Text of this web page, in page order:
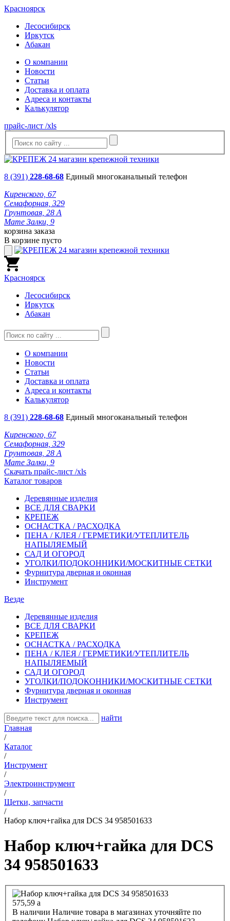
Красноярск
Лесосибирск
Иркутск
Абакан
О компании
Новости
Статьи
Доставка и оплата
Адреса и контакты
Калькулятор
прайс-лист /xls
8 (391) 228-68-68 Единый многоканальный телефон
Киренского, 67
Семафорная, 329
Грунтовая, 28 А
Мате Залки, 9
корзина заказа
В корзине пусто
Красноярск
Лесосибирск
Иркутск
Абакан
О компании
Новости
Статьи
Доставка и оплата
Адреса и контакты
Калькулятор
8 (391) 228-68-68 Единый многоканальный телефон
Киренского, 67
Семафорная, 329
Грунтовая, 28 А
Мате Залки, 9
Скачать прайс-лист /xls
Каталог товаров
Деревянные изделия
ВСЕ ДЛЯ СВАРКИ
КРЕПЕЖ
ОСНАСТКА / РАСХОДКА
ПЕНА / КЛЕЯ / ГЕРМЕТИКИ/УТЕПЛИТЕЛЬ
НАПЫЛЯЕМЫЙ
САД И ОГОРОД
УГОЛКИ/ПОДОКОННИКИ/МОСКИТНЫЕ СЕТКИ
Фурнитура дверная и оконная
Инструмент
Везде
Деревянные изделия
ВСЕ ДЛЯ СВАРКИ
КРЕПЕЖ
ОСНАСТКА / РАСХОДКА
ПЕНА / КЛЕЯ / ГЕРМЕТИКИ/УТЕПЛИТЕЛЬ
НАПЫЛЯЕМЫЙ
САД И ОГОРОД
УГОЛКИ/ПОДОКОННИКИ/МОСКИТНЫЕ СЕТКИ
Фурнитура дверная и оконная
Инструмент
найти
Главная
/
Каталог
/
Инструмент
/
Электроинструмент
/
Щетки, запчасти
/
Набор ключ+гайка для DCS 34 958501633
Набор ключ+гайка для DCS
34 958501633
575,59 a
В наличии Наличие товара в магазинах уточняйте по